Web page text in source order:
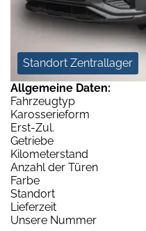
Standort Zentrallager
Allgemeine Daten:
Fahrzeugtyp
Karosserieform
Erst-Zul.
Getriebe
Kilometerstand
Anzahl der Türen
Farbe
Standort
Lieferzeit
Unsere Nummer